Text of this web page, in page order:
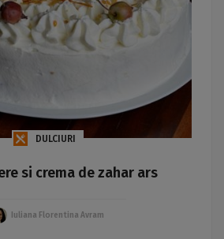
DULCIURI
si crema de zahar ars
Iuliana Florentina Avram